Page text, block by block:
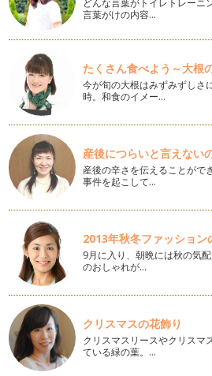
ハーブのプレゼントを贈る
インテリアにもなるアロマエコディフ
精油がココロとカラダに作用する経路
を通じて脳へ 呼吸…
寒い冬には手浴、足浴を
1月も半ばではありますが、新年明け
ます。 2013年も引き続…
木の実を使ったかんたんアロマディフ
代、…
自然素材を使ったミツロウクリームア
前回、ミツロウをベースとしたクリー
したが、今回は、ちょっとアレンジ
自然素材でハンドクリームを作ろう
いよいよ寒くなってくると、お肌の
特…
言葉がけの内容…
たくさん食べよう～大根
今が旬の大根はみずみずしさ
時。和食のイメー…
産後につらいと言えない
産後の辛さを伝えることがで
事件を起こして…
2013年秋冬ファッション
9月に入り、朝晩には秋の気
のおしゃれが…
クリスマスの花飾り
クリスマスリースやクリスマ
ている緑の葉。…